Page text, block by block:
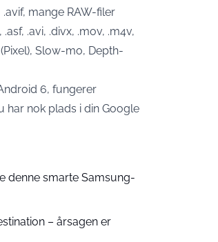
mange RAW-filer
.avi, .divx, .mov, .m4v,
Slow-mo, Depth-
6, fungerer
har nok plads i din Google
denne smarte Samsung-
– årsagen er